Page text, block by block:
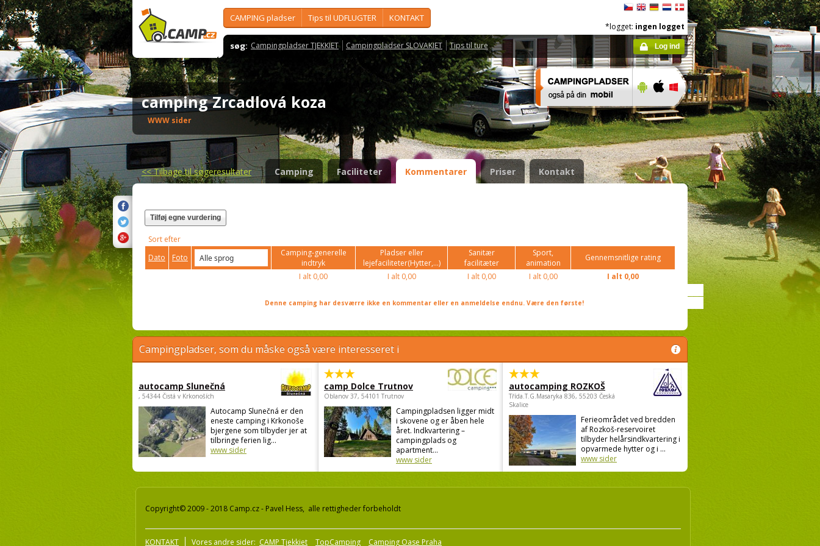
CAMPING pladser Tips til UDFLUGTER KONTAKT
søg: Campingpladser TJEKKIET Campingpladser SLOVAKIET Tips til ture
*logget: ingen logget
Log ind
camping Zrcadlová koza
WWW sider
<<Tilbage til søgeresultater Camping Faciliteter Kommentarer Priser Kontakt
Tilføj egne vurdering
Sort efter
Dato
Foto
Camping-generelle
indtryk
Pladser eller
lejefaciliteter(Hytter,...)
Sanitær
facilitæter
Sport,
animation
Gennemsnitlige rating
I alt 0,00 I alt0,00 I alt0,00 I alt0,00 I alt 0,00
Denne camping har desværre ikke en kommentar eller en anmeldelse endnu. Være den første!
Campingpladser, som du måske også være interesseret i
autocamp Slunečná
, 54344 Čistá v Krkonoších
Autocamp Slunečná er den
eneste camping i Krkonoše
bjergene som tilbyder jer at
tilbringe ferien lig...
www sider
camp Dolce Trutnov
Oblanov 37, 54101 Trutnov
Campingpladsen ligger midt
i skovene og er åben hele
året. Indkvartering –
campingplads og
apartment...
www sider
autocamping ROZKOŠ
Třída.T.G.Masaryka 836, 55203 Česká
Skalice
Ferieområdet ved bredden
af Rozkoš-reservoiret
tilbyder helårsindkvartering i
opvarmede hytter og i ...
www sider
Copyright© 2009 - 2018 Camp.cz - Pavel Hess, alle rettigheder forbeholdt
KONTAKT Vores andre sider: CAMP Tjekkiet TopCamping Camping Oase Praha